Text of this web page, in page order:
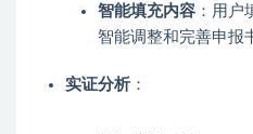
智能填充内容 ：用户
智能调整和完善申报
实证分析 ：